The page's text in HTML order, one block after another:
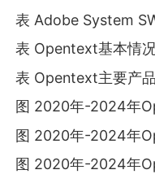
表 Adobe System
表 Opentext基本情
表 Opentext主要产
图 2020年-2024年
图 2020年-2024年
图 2020年-2024年